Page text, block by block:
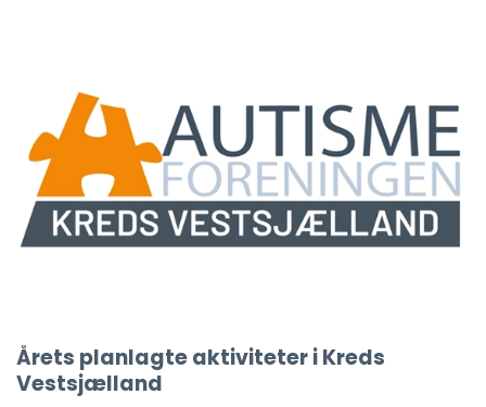
Årets planlagte aktiviteter i Kreds
Vestsjælland